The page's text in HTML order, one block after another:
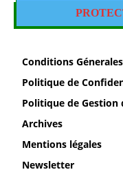
Conditions
Politique de
Politique de Gestion
Archives
Mentions légales
Newsletter